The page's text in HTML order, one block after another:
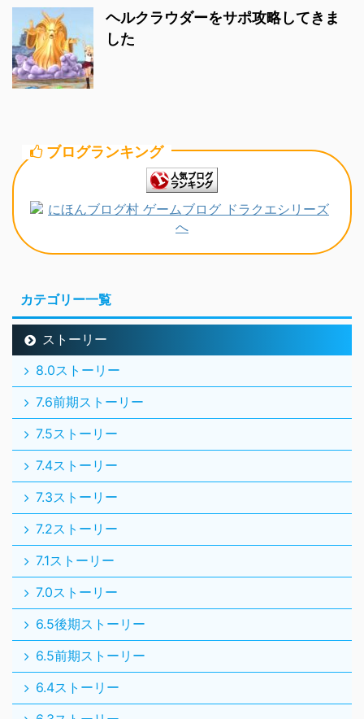
ヘルクラウダーをサポ攻略してきま
した
ブログランキング
カテゴリー一覧
ストーリー
8.0ストーリー
7.6前期ストーリー
7.5ストーリー
7.4ストーリー
7.3ストーリー
7.2ストーリー
7.1ストーリー
7.0ストーリー
6.5後期ストーリー
6.5前期ストーリー
6.4ストーリー